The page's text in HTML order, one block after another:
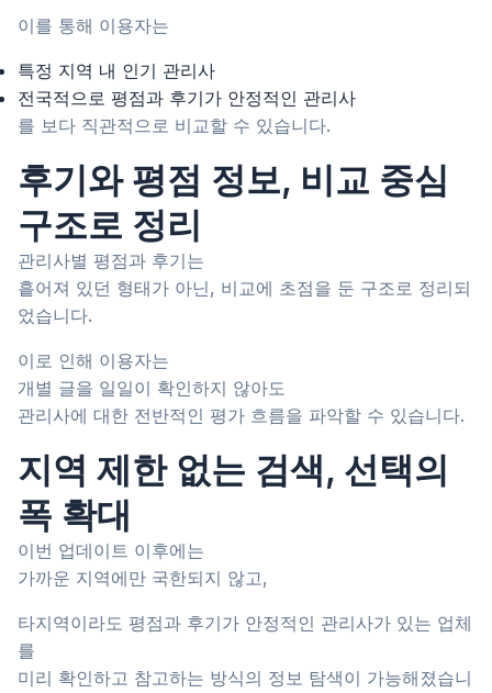
이를 통해 이용자는
특정 지역 내 인기 관리사
전국적으로 평점과 후기가 안정적인 관리사
를 보다 직관적으로 비교할 수 있습니다.
후기와 평점 정보, 비교 중심
구조로 정리
관리사별 평점과 후기는
흩어져 있던 형태가 아닌, 비교에 초점을 둔 구조로 정리되
었습니다.
이로 인해 이용자는
개별 글을 일일이 확인하지 않아도
관리사에 대한 전반적인 평가 흐름을 파악할 수 있습니다.
지역 제한 없는 검색, 선택의
폭 확대
이번 업데이트 이후에는
가까운 지역에만 국한되지 않고,
타지역이라도 평점과 후기가 안정적인 관리사가 있는 업체
를
미리 확인하고 참고하는 방식의 정보 탐색이 가능해졌습니